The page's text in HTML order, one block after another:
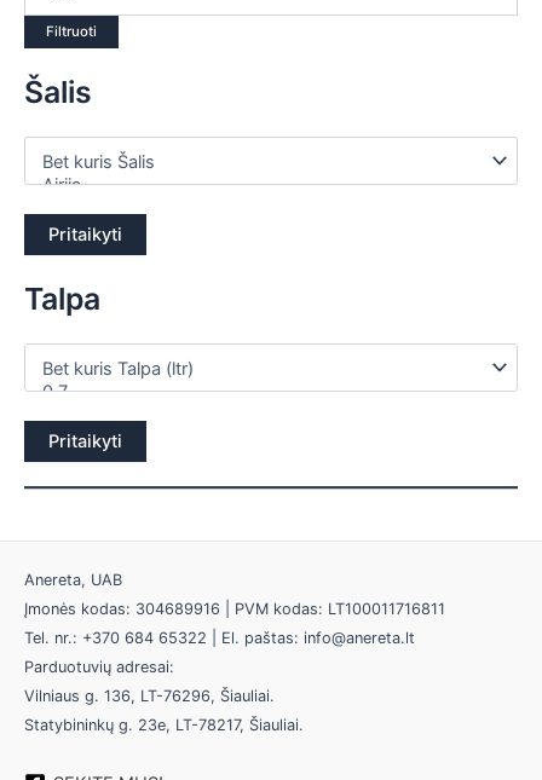
Filtruoti
Šalis
Pritaikyti
Talpa
Pritaikyti
Anereta, UAB
Įmonės kodas: 304689916 | PVM kodas: LT100011716811
Tel. nr.: +370 684 65322 | El. paštas: info@anereta.lt
Parduotuvių adresai:
Vilniaus g. 136, LT-76296, Šiauliai.
Statybininkų g. 23e, LT-78217, Šiauliai.